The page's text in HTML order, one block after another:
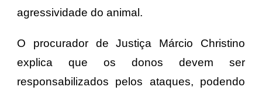
agressividade do animal.
O procurador de Justiça Márcio Christino
explica que os donos devem ser
responsabilizados pelos ataques, podendo